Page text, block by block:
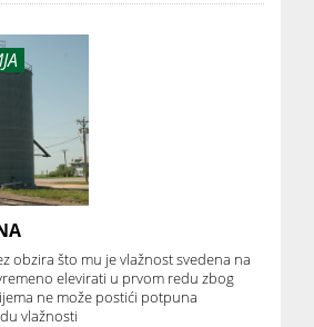
obzira što mu je vlažnost svedena na
elevirati u prvom redu zbog
ne može postići potpuna
vlažnosti